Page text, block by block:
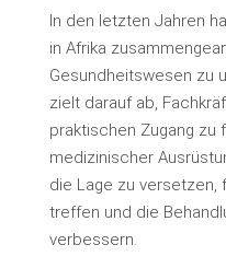
In den letzten Jahren
in Afrika
Gesundheitswesen zu
zielt darauf ab,
praktischen Zugang
medizinischer
die Lage zu versetzen,
treffen und die
verbessern.